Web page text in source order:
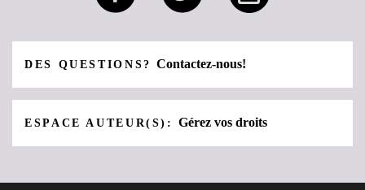
DES QUESTIONS?Contactez-nous!
ESPACE AUTEUR(S):Gérez vos droits